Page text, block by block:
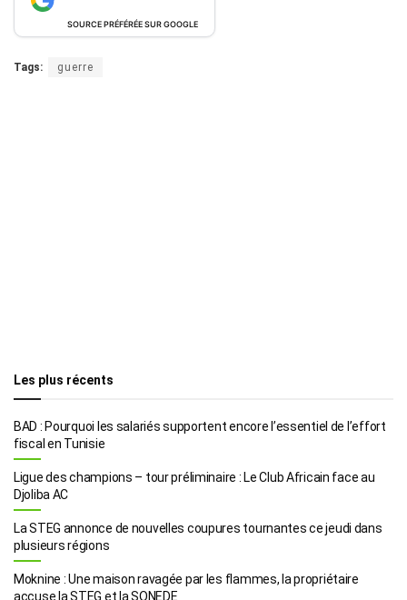
SOURCE PRÉFÉRÉE SUR GOOGLE
Tags: guerre
Les plus récents
BAD : Pourquoi les salariés supportent encore l’essentiel de l’effort
fiscal en Tunisie
Ligue des champions – tour préliminaire : Le Club Africain face au
Djoliba AC
La STEG annonce de nouvelles coupures tournantes ce jeudi dans
plusieurs régions
Moknine : Une maison ravagée par les flammes, la propriétaire
accuse la STEG et la SONEDE